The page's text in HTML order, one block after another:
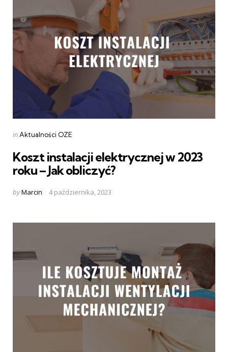
Categories
Posted
inAktualności OZE
Koszt instalacji elektrycznej w 2023
roku – Jak obliczyć?
Posted
byMarcin 4 października, 2023